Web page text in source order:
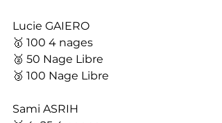
Lucie GAIERO
🥇 100 4 nages
🥈 50 Nage Libre
🥉 100 Nage Libre
Sami ASRIH